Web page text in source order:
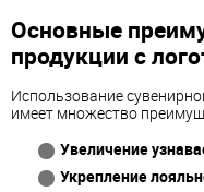
Основные
продукции с
Использование
имеет множество
Увеличение
Укрепление